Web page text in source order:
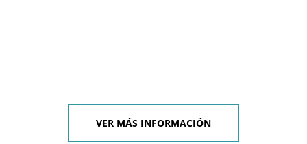
VER MÁS INFORMACIÓN